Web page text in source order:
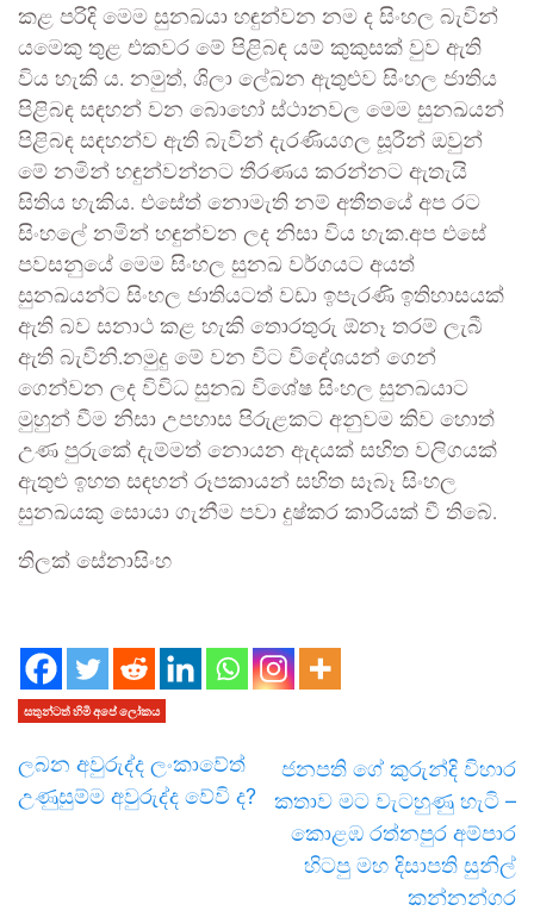
කළ පරිදි මෙම සුනඛයා හඳුන්වන නම ද සිංහල බැවින්
යමෙකු තුළ එකවර මේ පිළිබඳ යම් කුකුසක් වුව ඇති
විය හැකි ය. නමුත්, ශිලා ලේඛන ඇතුළුව සිංහල ජාතිය
පිළිබඳ සඳහන් වන බොහෝ ස්ථානවල මෙම සුනඛයන්
පිළිබඳ සඳහන්ව ඇති බැවින් දැරණියගල සූරීන් ඔවුන්
මේ නමින් හඳුන්වන්නට තීරණය කරන්නට ඇතැයි
සිතිය හැකිය. එසේත් නොමැති නම් අතීතයේ අප රට
සිංහලේ නමින් හඳුන්වන ලද නිසා විය හැක.අප එසේ
පවසනුයේ මෙම සිංහල සුනඛ වර්ගයට අයත්
සුනඛයන්ට සිංහල ජාතියටත් වඩා ඉපැරණි ඉතිහාසයක්
ඇති බව සනාථ කළ හැකි තොරතුරු ඕනෑ තරම් ලැබී
ඇති බැවිනි.නමුදු මේ වන විට විදේශයන් ගෙන්
ගෙන්වන ලද විවිධ සුනඛ විශේෂ සිංහල සුනඛයාට
මුහුන් වීම නිසා උපහාස පිරුළකට අනුවම කිව හොත්
උණ පුරුකේ දැම්මත් නොයන ඇදයක් සහිත වලිගයක්
ඇතුළු ඉහත සඳහන් රූපකායන් සහිත සෑබෑ සිංහල
සුනඛයකු සොයා ගැනීම පවා දුෂ්කර කාරියක් වී තිබේ.
තිලක් සේනාසිංහ
සතුන්ටත් හිමි අපේ ලෝකය
ලබන අවුරුද්ද ලංකාවේත්
උණුසුම්ම අවුරුද්ද වේවි ද?
ජනපති ගේ කුරුන්දි විහාර
කතාව මට වැටහුණු හැටි –
කොළඹ රත්නපුර අම්පාර
හිටපු මහ දිසාපති සුනිල්
කන්නන්ගර